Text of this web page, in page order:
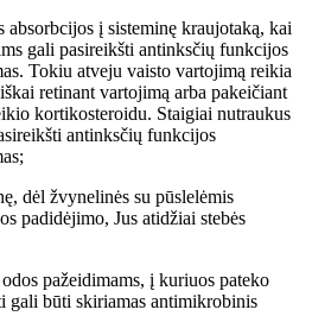
absorbcijos į sisteminę kraujotaką, kai
gali pasireikšti antinksčių funkcijos
Tokiu atveju vaisto vartojimą reikia
retinant vartojimą arba pakeičiant
kortikosteroidu. Staigiai nutraukus
antinksčių funkcijos
dėl žvynelinės su pūslelėmis
padidėjimo, Jus atidžiai stebės
pažeidimams, į kuriuos pateko
gali būti skiriamas antimikrobinis